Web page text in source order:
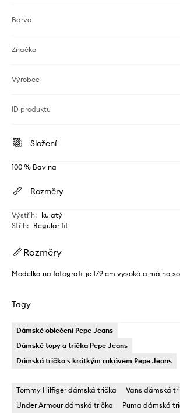
Barva
Značka
Výrobce
ID produktu
Složení
100 % Bavlna
Rozměry
Výstřih: kulatý
Střih: Regular fit
Rozměry
Modelka na fotografii je 179 cm vysoká a má na
Tagy
Dámské oblečení Pepe Jeans
Dámské topy a trička Pepe Jeans
Dámská trička s krátkým rukávem Pepe Jeans
Tommy Hilfiger dámská trička
Vans dámská
Under Armour dámská trička
Puma dámská